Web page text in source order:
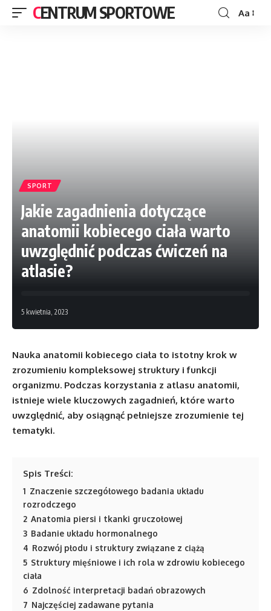
CENTRUM SPORTOWE Aa
SPORT
Jakie zagadnienia dotyczące
anatomii kobiecego ciała warto
uwzględnić podczas ćwiczeń na
atlasie?
5 kwietnia, 2023
Nauka anatomii kobiecego ciała to istotny krok w
zrozumieniu kompleksowej struktury i funkcji
organizmu. Podczas korzystania z atlasu anatomii,
istnieje wiele kluczowych zagadnień, które warto
uwzględnić, aby osiągnąć pełniejsze zrozumienie tej
tematyki.
Spis Treści:
1 Znaczenie szczegółowego badania układu
rozrodczego
2 Anatomia piersi i tkanki gruczołowej
3 Badanie układu hormonalnego
4 Rozwój płodu i struktury związane z ciążą
5 Struktury mięśniowe i ich rola w zdrowiu kobiecego
ciała
6 Zdolność interpretacji badań obrazowych
7 Najczęściej zadawane pytania